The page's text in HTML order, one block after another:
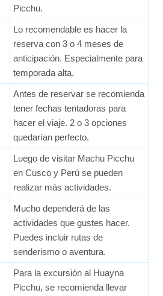
Picchu.
Lo recomendable es hacer la
reserva con 3 o 4 meses de
anticipación. Especialmente para
temporada alta.
Antes de reservar se recomienda
tener fechas tentadoras para
hacer el viaje. 2 o 3 opciones
quedarían perfecto.
Luego de visitar Machu Picchu
en Cusco y Perú se pueden
realizar más actividades.
Mucho dependerá de las
actividades que gustes hacer.
Puedes incluir rutas de
senderismo o aventura.
Para la excursión al Huayna
Picchu, se recomienda llevar